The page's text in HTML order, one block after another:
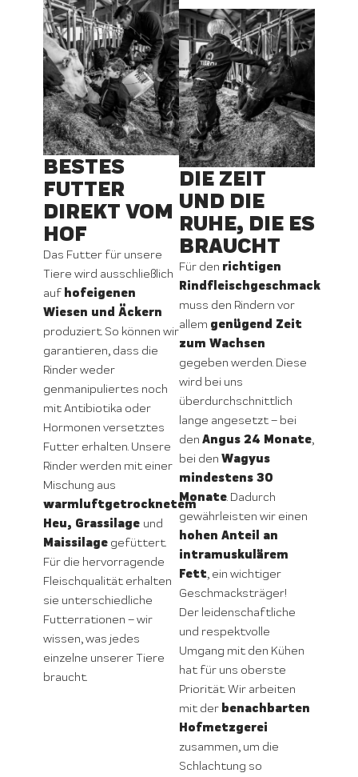
BESTES
FUTTER
DIREKT VOM
HOF
Das Futter für unsere
Tiere wird ausschließlich
auf hofeigenen
Wiesen und Äckern
produziert. So können wir
garantieren, dass die
Rinder weder
genmanipuliertes noch
mit Antibiotika oder
Hormonen versetztes
Futter erhalten. Unsere
Rinder werden mit einer
Mischung aus
warmluftgetrocknetem
Heu, Grassilage und
Maissilagegefüttert.
Für die hervorragende
Fleischqualität erhalten
sie unterschiedliche
Futterrationen – wir
wissen, was jedes
einzelne unserer Tiere
braucht.
DIE ZEIT
UND DIE
RUHE, DIE ES
BRAUCHT
Für den richtigen
Rindfleischgeschmack
muss den Rindern vor
allem genügend Zeit
zum Wachsen
gegeben werden. Diese
wird bei uns
überdurchschnittlich
lange angesetzt – bei
den Angus 24 Monate,
bei den Wagyus
mindestens 30
Monate. Dadurch
gewährleisten wir einen
hohen Anteil an
intramuskulärem
Fett, ein wichtiger
Geschmacksträger!
Der leidenschaftliche
und respektvolle
Umgang mit den Kühen
hat für uns oberste
Priorität. Wir arbeiten
mit der benachbarten
Hofmetzgerei
zusammen, um die
Schlachtung so